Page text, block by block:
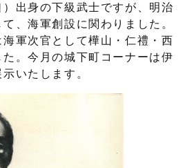
出身の下級武士ですが、明治
、海軍創設に関わりました。
軍次官として樺山・仁禮・西
。今月の城下町コーナーは伊
いたします。